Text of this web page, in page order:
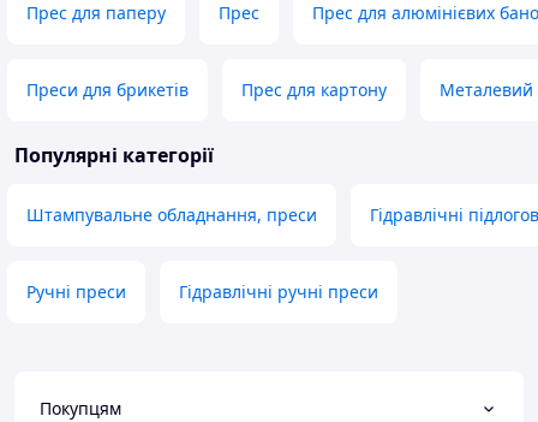
Прес для паперу Прес Прес для алюмінієвих
Преси для брикетів Прес для картону Металевий
Популярні категорії
Штампувальне обладнання, преси Гідравлічні
Ручні преси Гідравлічні ручні преси
Покупцям